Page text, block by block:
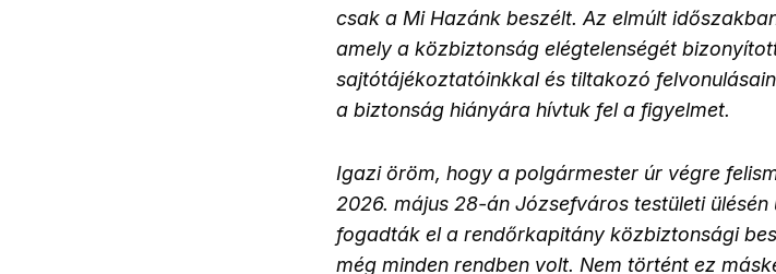
csak a Mi Hazánk beszélt. Az elmúlt
amely a közbiztonság elégtelenségét
sajtótájékoztatóinkkal és tiltakozó
a biztonság hiányára hívtuk fel a figyelmet.
Igazi öröm, hogy a polgármester úr végre
2026. május 28-án Józsefváros testületi
fogadták el a rendőrkapitány közbiztonsági
még minden rendben volt. Nem történt ez